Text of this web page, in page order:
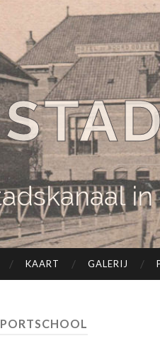
KAART GALERIJ